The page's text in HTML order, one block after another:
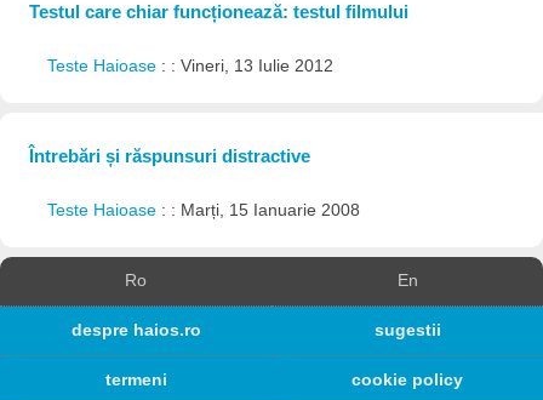
Testul care chiar funcționează: testul filmului
Teste Haioase : : Vineri, 13 Iulie 2012
Întrebări și răspunsuri distractive
Teste Haioase : : Marți, 15 Ianuarie 2008
Ro En
despre haios.ro sugestii
termeni cookie policy